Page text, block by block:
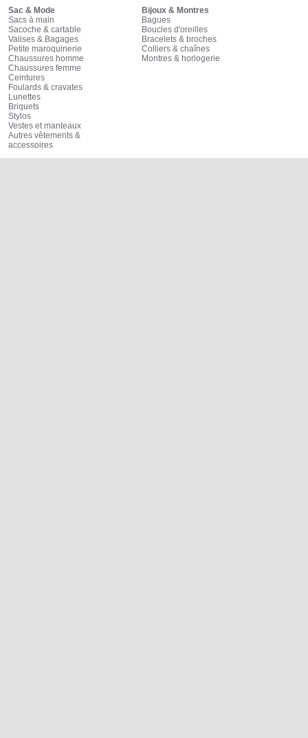
Sac & Mode
Sacs à main
Sacoche & cartable
Valises & Bagages
Petite maroquinerie
Chaussures homme
Chaussures femme
Ceintures
Foulards & cravates
Lunettes
Briquets
Stylos
Vestes et manteaux
Autres vêtements &
accessoires
Bijoux & Montres
Bagues
Boucles d'oreilles
Bracelets & broches
Colliers & chaînes
Montres & horlogerie